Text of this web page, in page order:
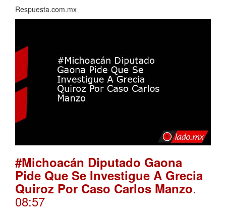
Respuesta.com.mx
#Michoacán Diputado Gaona
Pide Que Se Investigue A Grecia
Quiroz Por Caso Carlos Manzo.
08:57